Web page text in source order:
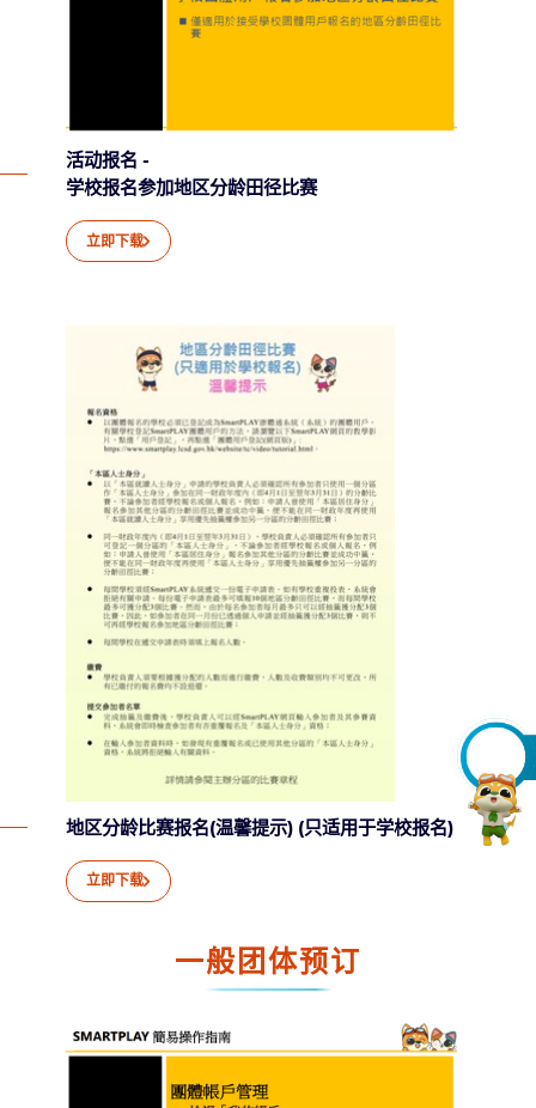
活动报名 -
学校报名参加地区分龄田径比赛
立即下载
地区分龄比赛报名(温馨提示) (只适用于学校报名)
立即下载
一般团体预订